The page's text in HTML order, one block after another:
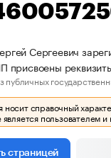
Сергеевич
присвоены
справочный
является пользователем
страницей